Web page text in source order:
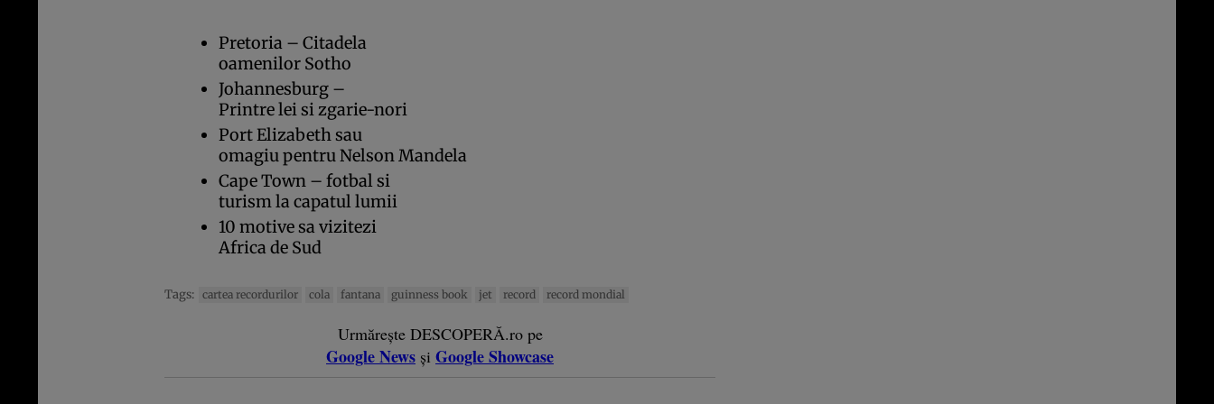
Pretoria – Citadela
oamenilor Sotho
Johannesburg –
Printre lei si zgarie-nori
Port Elizabeth sau
omagiu pentru Nelson Mandela
Cape Town – fotbal si
turism la capatul lumii
10 motive sa vizitezi
Africa de Sud
Tags: cartea recordurilor cola fantana guinness book jet record record mondial
Urmărește DESCOPERĂ.ro pe
Google News și Google Showcase